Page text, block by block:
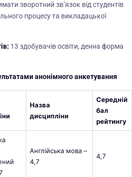
зворотний зв’язок від студентів
процесу та викладацької
13 здобувачів освіти, денна форма
анонімного анкетування
Назва
дисципліни
Середній
бал
рейтингу
Англійська мова –
4,7
4,7